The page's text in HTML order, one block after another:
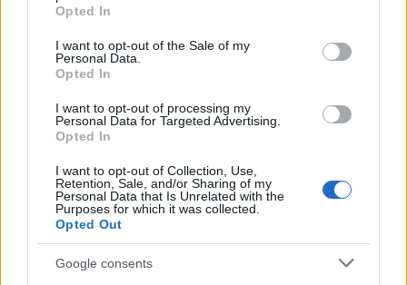
use your data for below specified purposes in below Google
consent section.
Opted In
I want to opt-out of the Sale of my
Personal Data.
Opted In
I want to opt-out of processing my
Personal Data for Targeted Advertising.
Opted In
I want to opt-out of Collection, Use,
Retention, Sale, and/or Sharing of my
Personal Data that Is Unrelated with the
Purposes for which it was collected.
Opted Out
Google consents
ΑΚΟΛΟΥΘΗΣΤΕ ΜΑΣ ΣΤΟ GOOGLE
NEWS ΚΑΝΟΝΤΑΣ ΚΛΙΚ ΕΔΩ
TAGS
ΠΑΚΙΣΤΑΝ ΛΙΒΑΝΟΣ
Ροή Ειδήσεων